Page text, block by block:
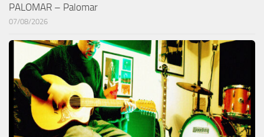
PALOMAR – Palomar
07/08/2026